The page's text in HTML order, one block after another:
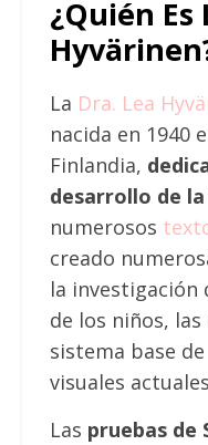
¿Quién Es
La Dra. Lea
nacida en 1940
Finlandia,
desarrollo de
numerosos
creado
la investigación
de los niños,
sistema base
visuales
Las pruebas de